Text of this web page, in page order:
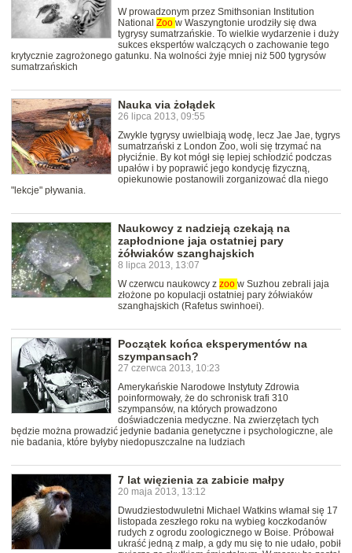
W prowadzonym przez Smithsonian Institution
National Zoo w Waszyngtonie urodziły się dwa
tygrysy sumatrzańskie. To wielkie wydarzenie i duży
sukces ekspertów walczących o zachowanie tego
krytycznie zagrożonego gatunku. Na wolności żyje mniej niż 500 tygrysów
sumatrzańskich
Nauka via żołądek
26 lipca 2013, 09:55
Zwykle tygrysy uwielbiają wodę, lecz Jae Jae, tygrys
sumatrzański z London Zoo, woli się trzymać na
płyciźnie. By kot mógł się lepiej schłodzić podczas
upałów i by poprawić jego kondycję fizyczną,
opiekunowie postanowili zorganizować dla niego
"lekcje" pływania.
Naukowcy z nadzieją czekają na
zapłodnione jaja ostatniej pary
żółwiaków szanghajskich
8 lipca 2013, 13:07
W czerwcu naukowcy z zoo w Suzhou zebrali jaja
złożone po kopulacji ostatniej pary żółwiaków
szanghajskich (Rafetus swinhoei).
Początek końca eksperymentów na
szympansach?
27 czerwca 2013, 10:23
Amerykańskie Narodowe Instytuty Zdrowia
poinformowały, że do schronisk trafi 310
szympansów, na których prowadzono
doświadczenia medyczne. Na zwierzętach tych
będzie można prowadzić jedynie badania genetyczne i psychologiczne, ale
nie badania, które byłyby niedopuszczalne na ludziach
7 lat więzienia za zabicie małpy
20 maja 2013, 13:12
Dwudziestodwuletni Michael Watkins włamał się 17
listopada zeszłego roku na wybieg koczkodanów
rudych z ogrodu zoologicznego w Boise. Próbował
ukraść jedną z małp, a gdy mu się to nie udało, pobił